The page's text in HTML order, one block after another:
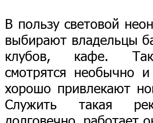
В пользу световой
выбирают владельцы
клубов, кафе.
смотрятся необычно
хорошо привлекают
Служить такая